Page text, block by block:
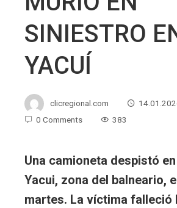
SINIESTRO
YACUÍ
clicregional.com
0 Comments
383
Una camioneta despistó
Yacui, zona del balneario,
martes. La víctima falleció